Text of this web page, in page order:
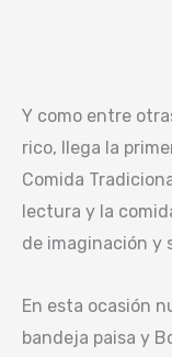
Y como entre
rico, llega la
Comida
lectura y la
de imaginación y
En esta ocasión
bandeja paisa y